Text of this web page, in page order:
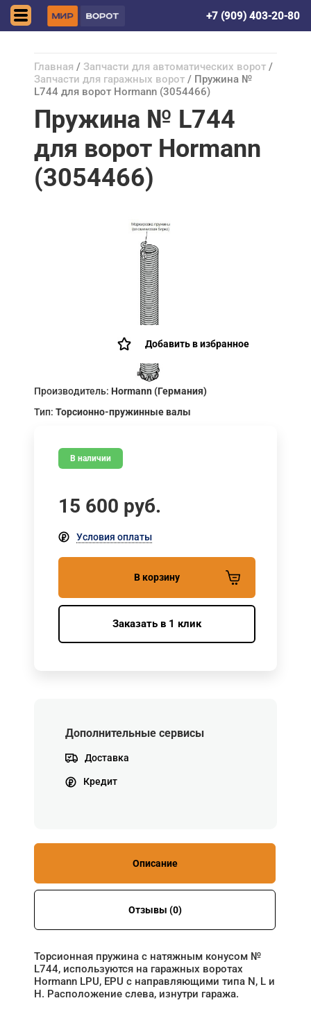
+7 (909) 403-20-80
Главная / Запчасти для автоматических ворот /
Запчасти для гаражных ворот / Пружина №
L744 для ворот Hormann (3054466)
Пружина № L744
для ворот Hormann
(3054466)
Добавить в избранное
Производитель: Hormann (Германия)
Тип: Торсионно-пружинные валы
В наличии
15 600 руб.
Условия оплаты
В корзину
Заказать в 1 клик
Дополнительные сервисы
Доставка
Кредит
Описание
Отзывы (0)
Торсионная пружина с натяжным конусом №
L744, используются на гаражных воротах
Hormann LPU, EPU с направляющими типа N, L и
H. Расположение слева, изнутри гаража.